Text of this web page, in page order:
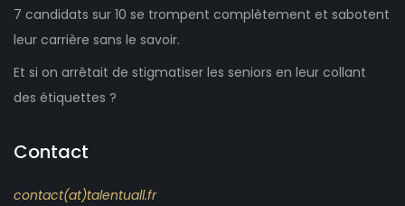
7 candidats sur 10 se trompent complètement et sabotent
leur carrière sans le savoir.
Et si on arrêtait de stigmatiser les seniors en leur collant
des étiquettes ?
Contact
contact(at)talentuall.fr